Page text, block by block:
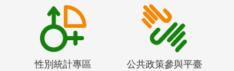
性別統計專區 公共政策參與平臺